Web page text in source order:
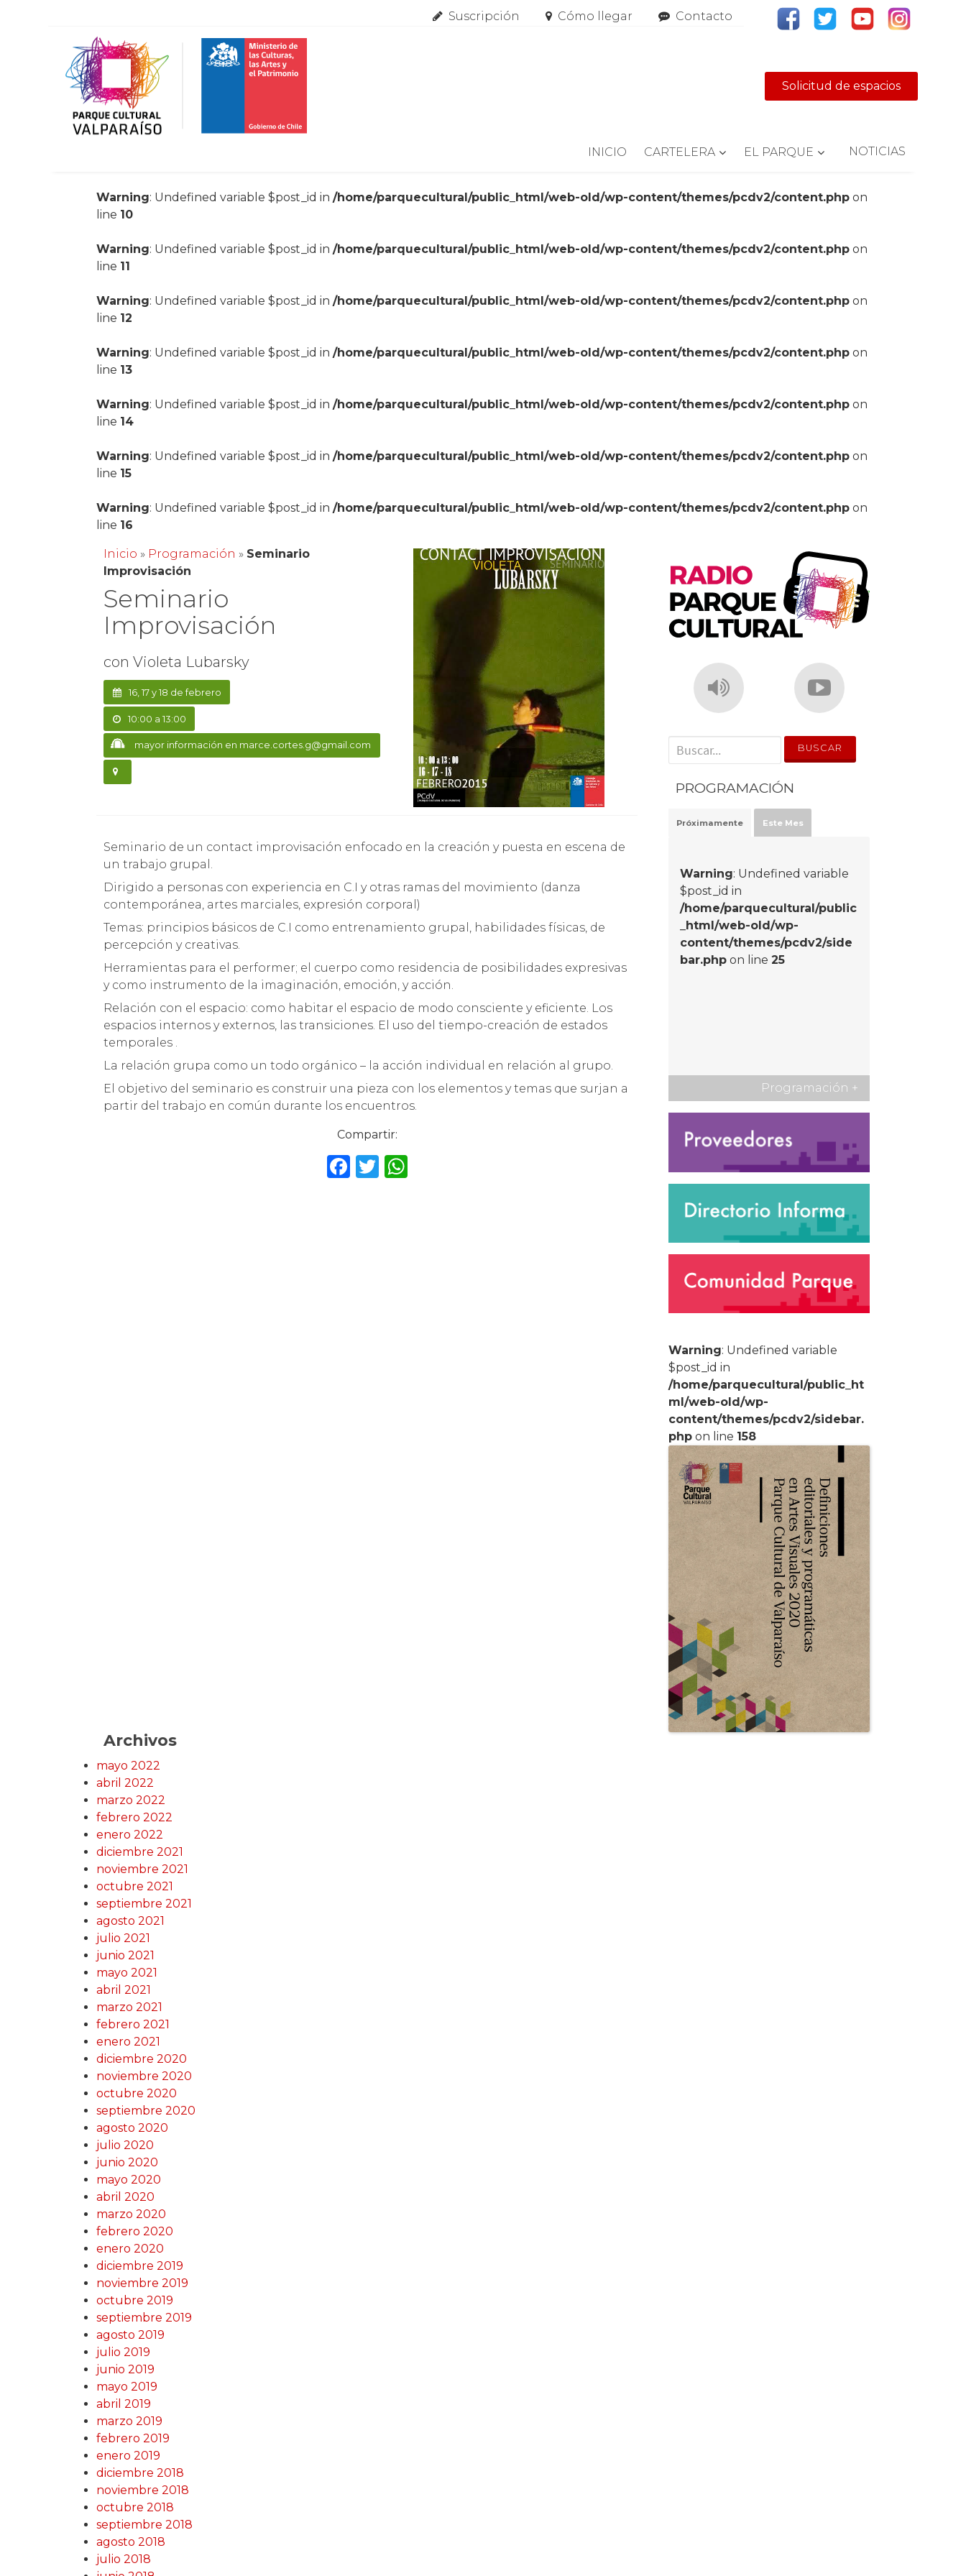
Suscripción Cómo llegar Contacto
Solicitud de espacios
INICIO CARTELERA EL PARQUE NOTICIAS
Warning: Undefined variable $post_id in/home/parquecultural/public_html/web-old/wp-content/themes/pcdv2/content.php on
line 10
Warning: Undefined variable $post_id in/home/parquecultural/public_html/web-old/wp-content/themes/pcdv2/content.php on
line 11
Warning: Undefined variable $post_id in/home/parquecultural/public_html/web-old/wp-content/themes/pcdv2/content.php on
line 12
Warning: Undefined variable $post_id in/home/parquecultural/public_html/web-old/wp-content/themes/pcdv2/content.php on
line 13
Warning: Undefined variable $post_id in/home/parquecultural/public_html/web-old/wp-content/themes/pcdv2/content.php on
line 14
Warning: Undefined variable $post_id in/home/parquecultural/public_html/web-old/wp-content/themes/pcdv2/content.php on
line 15
Warning: Undefined variable $post_id in/home/parquecultural/public_html/web-old/wp-content/themes/pcdv2/content.php on
line 16
Inicio » Programación » Seminario
Improvisación
Seminario
Improvisación
con Violeta Lubarsky
16, 17 y 18 de febrero
10:00 a 13:00
mayor información en marce.cortes.g@gmail.com
Seminario de un contact improvisación enfocado en la creación y puesta en escena de
un trabajo grupal.
Dirigido a personas con experiencia en C.I y otras ramas del movimiento (danza
contemporánea, artes marciales, expresión corporal)
Temas: principios básicos de C.I como entrenamiento grupal, habilidades físicas, de
percepción y creativas.
Herramientas para el performer; el cuerpo como residencia de posibilidades expresivas
y como instrumento de la imaginación, emoción, y acción.
Relación con el espacio: como habitar el espacio de modo consciente y eficiente. Los
espacios internos y externos, las transiciones. El uso del tiempo-creación de estados
temporales .
La relación grupa como un todo orgánico – la acción individual en relación al grupo.
El objetivo del seminario es construir una pieza con los elementos y temas que surjan a
partir del trabajo en común durante los encuentros.
Compartir:
F T W
' . __('Search for:') . '
PROGRAMACIÓN
Próximamente Este Mes
Warning: Undefined variable
$post_id in
/home/parquecultural/public
_html/web-old/wp-
content/themes/pcdv2/side
bar.php on line25
Programación +
Warning: Undefined variable
$post_id in
/home/parquecultural/public_ht
ml/web-old/wp-
content/themes/pcdv2/sidebar.
php on line 158
Archivos
mayo 2022
abril 2022
marzo 2022
febrero 2022
enero 2022
diciembre 2021
noviembre 2021
octubre 2021
septiembre 2021
agosto 2021
julio 2021
junio 2021
mayo 2021
abril 2021
marzo 2021
febrero 2021
enero 2021
diciembre 2020
noviembre 2020
octubre 2020
septiembre 2020
agosto 2020
julio 2020
junio 2020
mayo 2020
abril 2020
marzo 2020
febrero 2020
enero 2020
diciembre 2019
noviembre 2019
octubre 2019
septiembre 2019
agosto 2019
julio 2019
junio 2019
mayo 2019
abril 2019
marzo 2019
febrero 2019
enero 2019
diciembre 2018
noviembre 2018
octubre 2018
septiembre 2018
agosto 2018
julio 2018